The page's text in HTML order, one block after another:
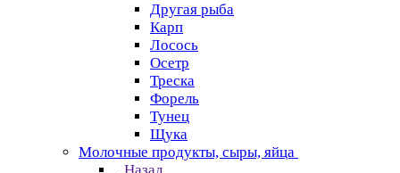
Другая рыба
Карп
Лосось
Осетр
Треска
Форель
Тунец
Щука
Молочные продукты, сыры, яйца